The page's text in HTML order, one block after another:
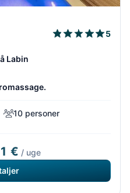
5
Labin
10 personer
€ / uge